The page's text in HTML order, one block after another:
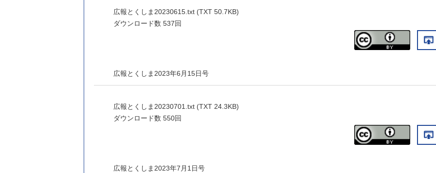
広報とくしま20230615.txt (TXT 50.7KB)
ダウンロード数 537回
広報とくしま2023年6月15日号
広報とくしま20230701.txt (TXT 24.3KB)
ダウンロード数 550回
広報とくしま2023年7月1日号